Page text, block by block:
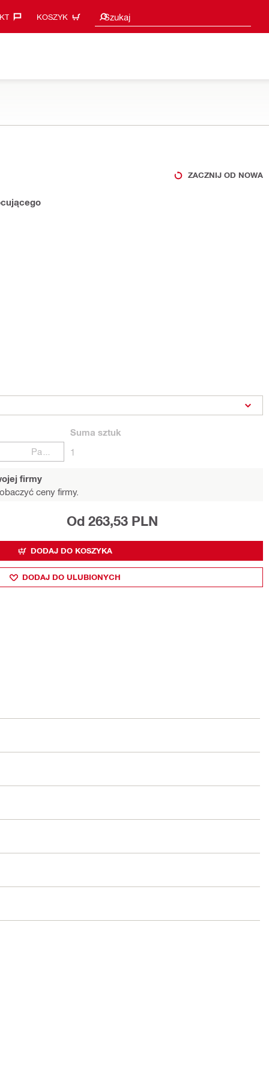
KOSZYK Szukaj
Sugestie wyszukiwania
ZACZNIJ OD NOWA
Suma sztuk
1
firmy
ceny firmy.
Od 263,53 PLN
DODAJ DO KOSZYKA
DODAJ DO ULUBIONYCH